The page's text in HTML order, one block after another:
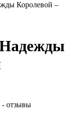
Королевой –